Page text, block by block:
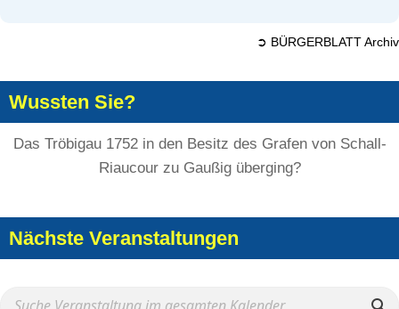
➲ BÜRGERBLATT Archiv
Wussten Sie?
Das Tröbigau 1752 in den Besitz des Grafen von Schall-
Riaucour zu Gaußig überging?
Nächste Veranstaltungen